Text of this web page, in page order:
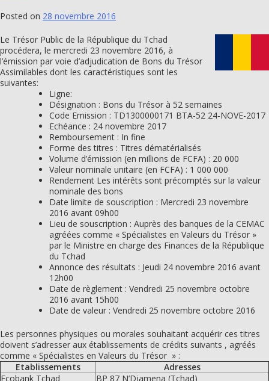
Posted on 28 novembre 2016
Le Trésor Public de la République du Tchad
procédera, le mercredi 23 novembre 2016, à
l’émission par voie d’adjudication de Bons du Trésor
Assimilables dont les caractéristiques sont les
suivantes:
Ligne:
Désignation : Bons du Trésor à 52 semaines
Code Emission : TD1300000171 BTA-52 24-NOVE-2017
Echéance : 24 novembre 2017
Remboursement : In fine
Forme des titres : Titres dématérialisés
Volume d’émission (en millions de FCFA) : 20 000
Valeur nominale unitaire (en FCFA) : 1 000 000
Rendement Les intérêts sont précomptés sur la valeur
nominale des bons
Date limite de souscription : Mercredi 23 novembre
2016 avant 09h00
Lieu de souscription : Auprès des banques de la CEMAC
agréées comme « Spécialistes en Valeurs du Trésor »
par le Ministre en charge des Finances de la République
du Tchad
Annonce des résultats : Jeudi 24 novembre 2016 avant
12h00
Date de règlement : Vendredi 25 novembre octobre
2016 avant 15h00
Date de valeur : Vendredi 25 novembre octobre 2016
Les personnes physiques ou morales souhaitant acquérir ces titres
doivent s’adresser aux établissements de crédits suivants , agréés
comme « Spécialistes en Valeurs du Trésor » :
Etablissements
Adresses
Ecobank Tchad
BP 87 N’Djamena (Tchad)